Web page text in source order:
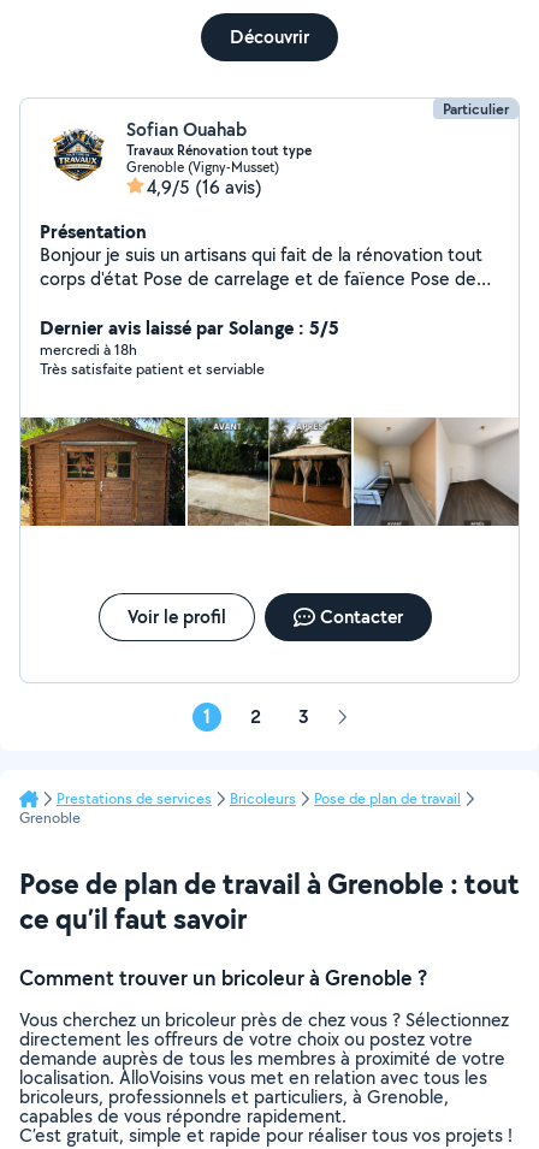
Découvrir
Particulier
Sofian Ouahab
Travaux Rénovation tout type
Grenoble (Vigny-Musset)
4,9/5 (16 avis)
Présentation
Bonjour je suis un artisans qui fait de la rénovation tout
corps d'état Pose de carrelage et de faïence Pose de
Plomberie ( Raccord évacuation et arrivée d'eau ) , (
Pose de receveur, vasque, wc ) Montage de meuble Et
autres N'hésiter pas à me contacter pour qu'on puisse
Dernier avis laissé par Solange : 5/5
mercredi à 18h
Très satisfaite patient et serviable
Voir le profil Contacter
1 2 3 Page
Prestations de services Bricoleurs
Pose de plan de travail
Grenoble
Pose de plan de travail à Grenoble : tout
ce qu’il faut savoir
Comment trouver un bricoleur à Grenoble ?
Vous cherchez un bricoleur près de chez vous ? Sélectionnez
directement les offreurs de votre choix ou postez votre
demande auprès de tous les membres à proximité de votre
localisation. AlloVoisins vous met en relation avec tous les
bricoleurs, professionnels et particuliers, à Grenoble,
capables de vous répondre rapidement.
C’est gratuit, simple et rapide pour réaliser tous vos projets !